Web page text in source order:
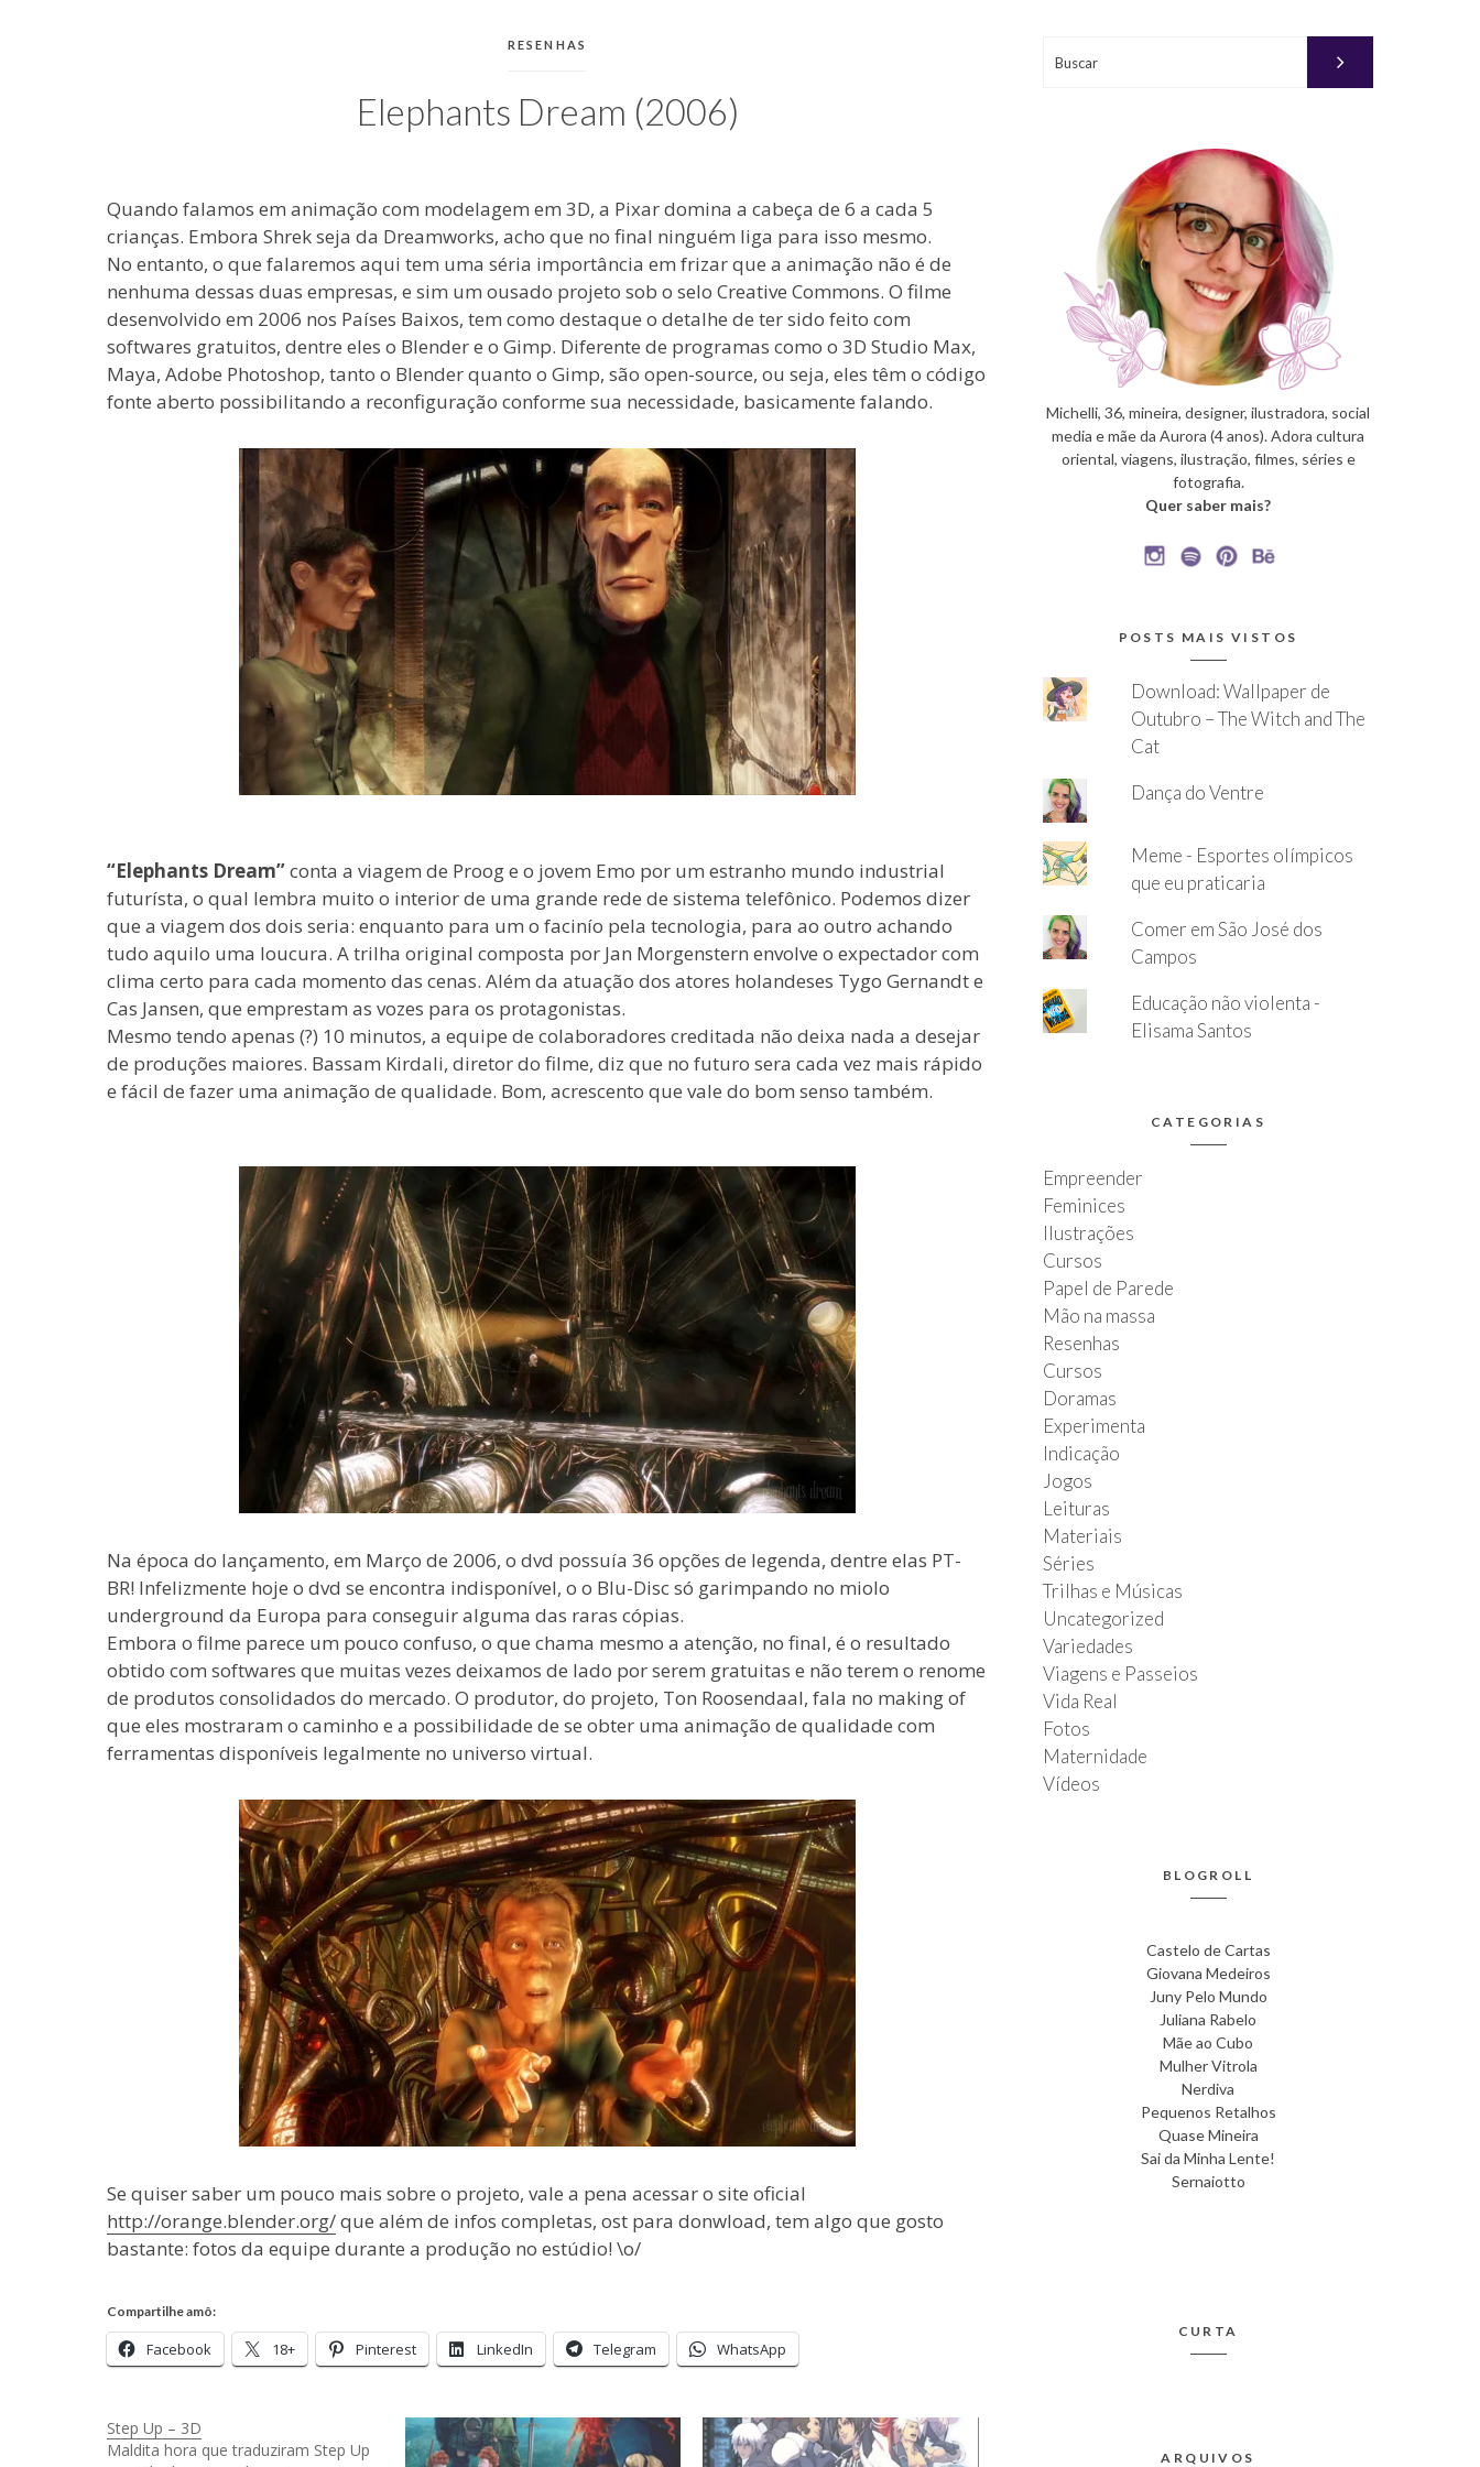
CATEGORIAS:
RESENHAS
Elephants Dream (2006)
Quando falamos em animação com modelagem em 3D, a Pixar domina a cabeça de 6 a cada 5
crianças. Embora Shrek seja da Dreamworks, acho que no final ninguém liga para isso mesmo.
No entanto, o que falaremos aqui tem uma séria importância em frizar que a animação não é de
nenhuma dessas duas empresas, e sim um ousado projeto sob o selo Creative Commons. O filme
desenvolvido em 2006 nos Países Baixos, tem como destaque o detalhe de ter sido feito com
softwares gratuitos, dentre eles o Blender e o Gimp. Diferente de programas como o 3D Studio Max,
Maya, Adobe Photoshop, tanto o Blender quanto o Gimp, são open-source, ou seja, eles têm o código
fonte aberto possibilitando a reconfiguração conforme sua necessidade, basicamente falando.
“Elephants Dream”conta a viagem de Proog e o jovem Emo por um estranho mundo industrial
futurísta, o qual lembra muito o interior de uma grande rede de sistema telefônico. Podemos dizer
que a viagem dos dois seria: enquanto para um o facinío pela tecnologia, para ao outro achando
tudo aquilo uma loucura. A trilha original composta por Jan Morgenstern envolve o expectador com
clima certo para cada momento das cenas. Além da atuação dos atores holandeses Tygo Gernandt e
Cas Jansen, que emprestam as vozes para os protagonistas.
Mesmo tendo apenas (?) 10 minutos, a equipe de colaboradores creditada não deixa nada a desejar
de produções maiores. Bassam Kirdali, diretor do filme, diz que no futuro sera cada vez mais rápido
e fácil de fazer uma animação de qualidade. Bom, acrescento que vale do bom senso também.
Na época do lançamento, em Março de 2006, o dvd possuía 36 opções de legenda, dentre elas PT-
BR! Infelizmente hoje o dvd se encontra indisponível, o o Blu-Disc só garimpando no miolo
underground da Europa para conseguir alguma das raras cópias.
Embora o filme parece um pouco confuso, o que chama mesmo a atenção, no final, é o resultado
obtido com softwares que muitas vezes deixamos de lado por serem gratuitas e não terem o renome
de produtos consolidados do mercado. O produtor, do projeto, Ton Roosendaal, fala no making of
que eles mostraram o caminho e a possibilidade de se obter uma animação de qualidade com
ferramentas disponíveis legalmente no universo virtual.
Se quiser saber um pouco mais sobre o projeto, vale a pena acessar o site oficial
http://orange.blender.org/que além de infos completas, ost para donwload, tem algo que gosto
bastante: fotos da equipe durante a produção no estúdio! \o/
Compartilhe amô:
Facebook 18+ Pinterest LinkedIn Telegram WhatsApp
Step Up – 3D
Maldita hora que traduziram Step Up
Michelli, 36, mineira, designer, ilustradora, social
media e mãe da Aurora (4 anos). Adora cultura
oriental, viagens, ilustração, filmes, séries e
fotografia.
Quer saber mais?
POSTS MAIS VISTOS
Download: Wallpaper de
Outubro – The Witch and The
Cat
Dança do Ventre
Meme - Esportes olímpicos
que eu praticaria
Comer em São José dos
Campos
Educação não violenta -
Elisama Santos
CATEGORIAS
Empreender
Feminices
Ilustrações
Cursos
Papel de Parede
Mão na massa
Resenhas
Cursos
Doramas
Experimenta
Indicação
Jogos
Leituras
Materiais
Séries
Trilhas e Músicas
Uncategorized
Variedades
Viagens e Passeios
Vida Real
Fotos
Maternidade
Vídeos
BLOGROLL
Castelo de Cartas
Giovana Medeiros
Juny Pelo Mundo
Juliana Rabelo
Mãe ao Cubo
Mulher Vitrola
Nerdiva
Pequenos Retalhos
Quase Mineira
Sai da Minha Lente!
Sernaiotto
CURTA
ARQUIVOS